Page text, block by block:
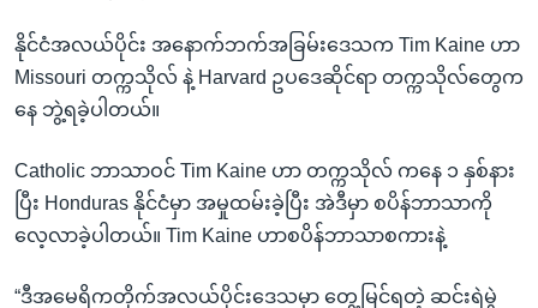
နိုင်ငံအလယ်ပိုင်း အနောက်ဘက်အခြမ်းဒေသက Tim Kaine ဟာ
Missouri တက္ကသိုလ် နဲ့ Harvard ဥပဒေဆိုင်ရာ တက္ကသိုလ်တွေက
နေ ဘွဲ့ရခဲ့ပါတယ်။
Catholic ဘာသာဝင် Tim Kaine ဟာ တက္ကသိုလ် ကနေ ၁ နှစ်နား
ပြီး Honduras နိုင်ငံမှာ အမှုထမ်းခဲ့ပြီး အဲဒီမှာ စပိန်ဘာသာကို
လေ့လာခဲ့ပါတယ်။ Tim Kaine ဟာစပိန်ဘာသာစကားနဲ့
“ဒီအမေရိကတိုက်အလယ်ပိုင်းဒေသမှာ တွေ့မြင်ရတဲ့ ဆင်းရဲမွဲ